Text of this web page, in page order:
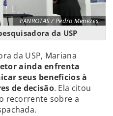
PANROTAS / Pedro Menezes
da USP
da USP, Mariana
ainda enfrenta
seus benefícios à
de decisão. Ela citou
recorrente sobre a